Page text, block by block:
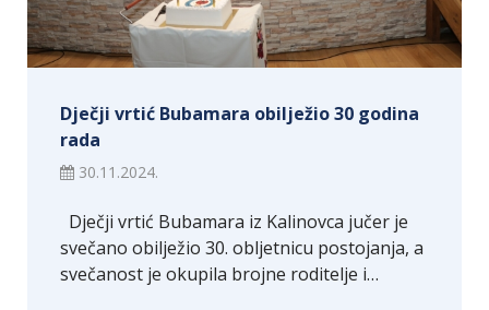
Dječji vrtić Bubamara obilježio 30 godina
rada
30.11.2024.
Dječji vrtić Bubamara iz Kalinovca jučer je
svečano obilježio 30. obljetnicu postojanja, a
svečanost je okupila brojne roditelje i…